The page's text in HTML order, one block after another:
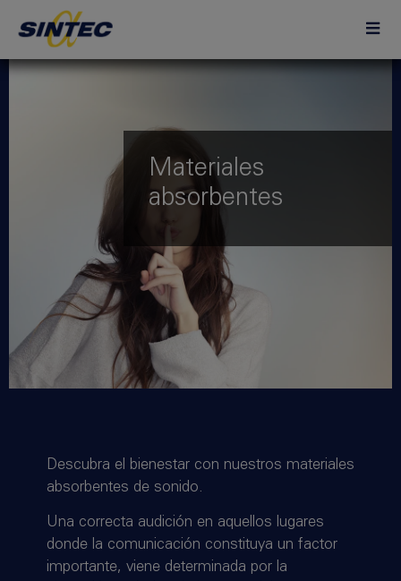
Materiales
absorbentes
Descubra el bienestar con nuestros materiales
absorbentes de sonido.
Una correcta audición en aquellos lugares
donde la comunicación constituya un factor
importante, viene determinada por la